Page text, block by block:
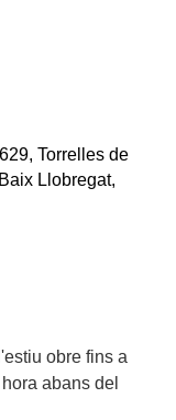
Torrelles de
Llobregat,
obre fins a
abans del